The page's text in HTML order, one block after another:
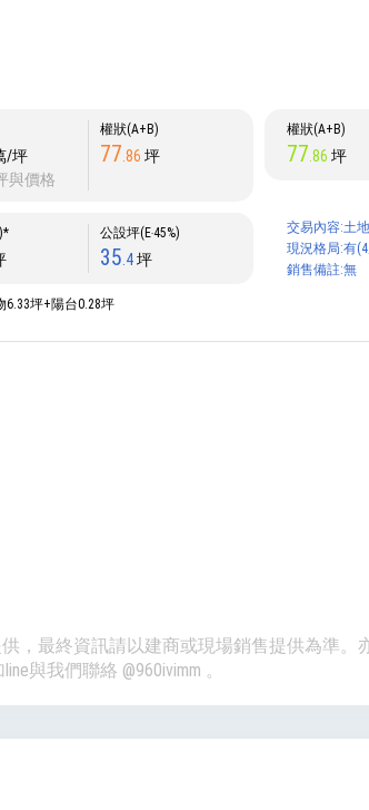
/坪
與價格
權狀(A+B)
77 .86 坪
權狀(A+B)
77 .86 坪
公設坪(E‧45%)
35 .4坪
6.33坪+陽台0.28坪
交易內容:土
現況格局:有
銷售備註:無
，最終資訊請以建商或現場銷售提供為準。
line與我們聯絡 @960ivimm 。